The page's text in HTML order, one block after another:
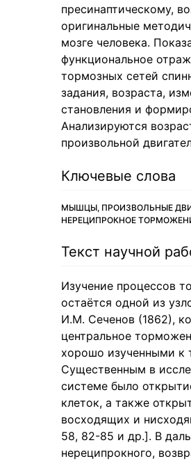
пресинаптическому,
оригинальные
мозге человека.
функциональное
тормозных сетей
задания, возраста,
становления и
Анализируются
произвольной
Ключевые слова
МЫШЦЫ, ПРОИЗВОЛЬНЫЕ
НЕРЕЦИПРОКНОЕ
Текст научной
Изучение процессов
остаётся одной из
И.М. Сеченов (1862),
центральное
хорошо изученными к
Существенным в
системе было
клеток, а также
восходящих и
58, 82-85 и др.]. В
нереципрокного,